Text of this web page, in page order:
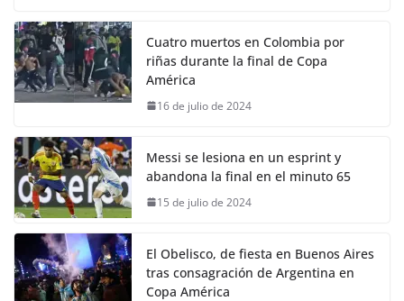
Cuatro muertos en Colombia por
riñas durante la final de Copa
América
16 de julio de 2024
Messi se lesiona en un esprint y
abandona la final en el minuto 65
15 de julio de 2024
El Obelisco, de fiesta en Buenos Aires
tras consagración de Argentina en
Copa América